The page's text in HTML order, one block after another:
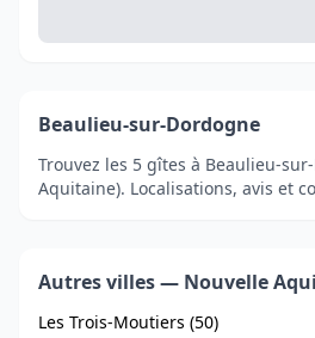
Beaulieu-sur-Dordogne
Trouvez les 5 gîtes à Beaulieu-
Aquitaine). Localisations, avis et
Autres villes — Nouvelle
Les Trois-Moutiers (50)